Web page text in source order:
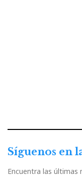
Síguenos en
Encuentra las últimas